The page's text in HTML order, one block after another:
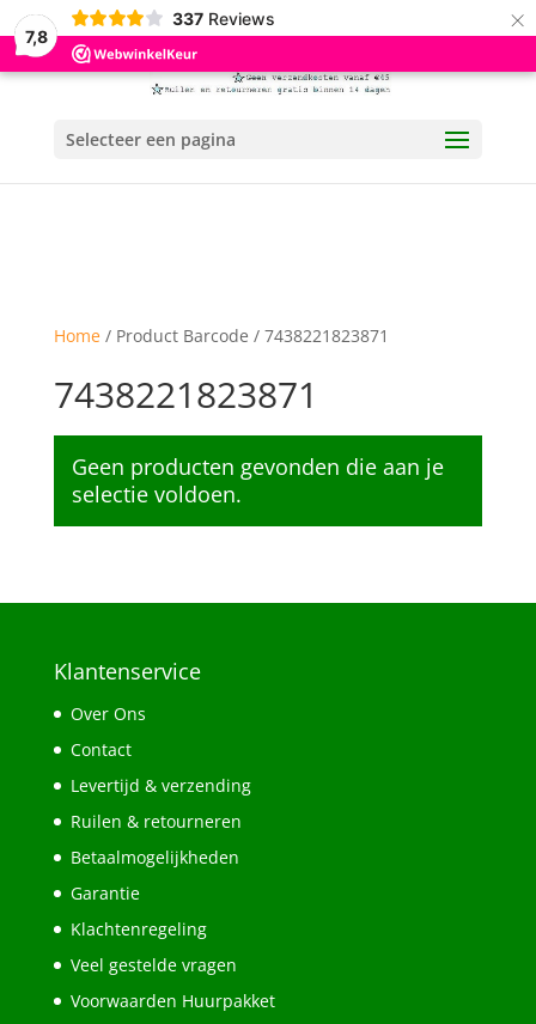
7,8
337 Reviews ×
Selecteer een pagina
Home/ Product Barcode / 7438221823871
7438221823871
Geen producten gevonden die aan je
selectie voldoen.
Klantenservice
Over Ons
Contact
Levertijd & verzending
Ruilen & retourneren
Betaalmogelijkheden
Garantie
Klachtenregeling
Veel gestelde vragen
Voorwaarden Huurpakket